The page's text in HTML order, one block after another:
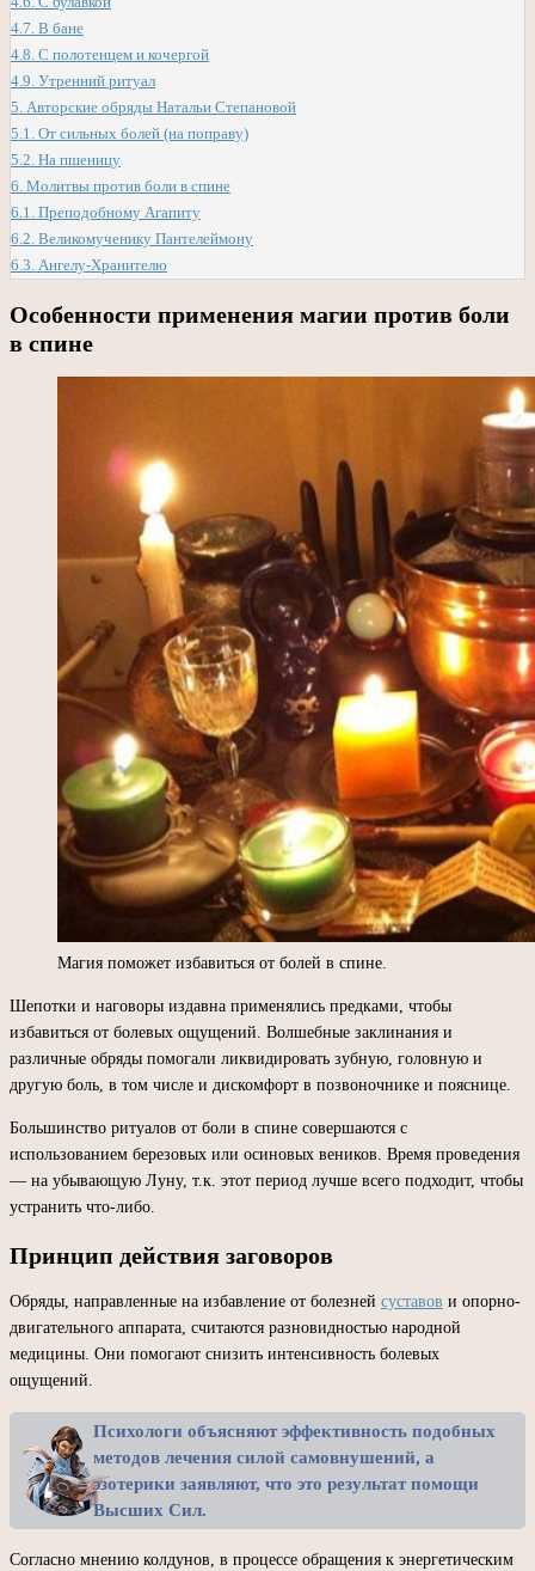
4.7. В бане
4.8. С полотенцем и кочергой
4.9. Утренний ритуал
5. Авторские обряды Натальи Степановой
5.1. От сильных болей (на поправу)
5.2. На пшеницу
6. Молитвы против боли в спине
6.1. Преподобному Агапиту
6.2. Великомученику Пантелеймону
6.3. Ангелу-Хранителю
Особенности применения магии против боли
в спине
Магия поможет избавиться от болей в спине.
Шепотки и наговоры издавна применялись предками, чтобы
избавиться от болевых ощущений. Волшебные заклинания и
различные обряды помогали ликвидировать зубную, головную и
другую боль, в том числе и дискомфорт в позвоночнике и пояснице.
Большинство ритуалов от боли в спине совершаются с
использованием березовых или осиновых веников. Время проведения
— на убывающую Луну, т.к. этот период лучше всего подходит, чтобы
устранить что-либо.
Принцип действия заговоров
Обряды, направленные на избавление от болезней суставов и опорно-
двигательного аппарата, считаются разновидностью народной
медицины. Они помогают снизить интенсивность болевых
ощущений.
Психологи объясняют эффективность подобных
методов лечения силой самовнушений, а
эзотерики заявляют, что это результат помощи
Высших Сил.
Согласно мнению колдунов, в процессе обращения к энергетическим